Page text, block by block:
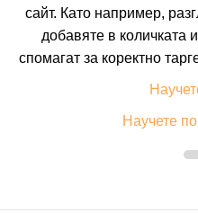
сайт. Като например,
добавяте в количката
спомагат за коректно
Научете